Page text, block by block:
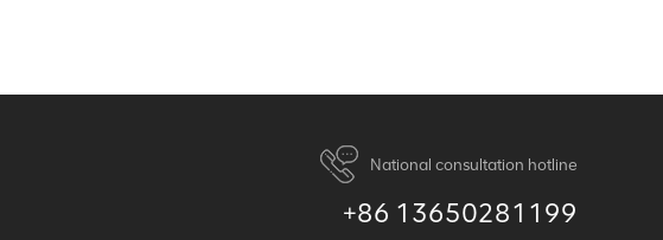
National consultation hotline
+86 13650281199